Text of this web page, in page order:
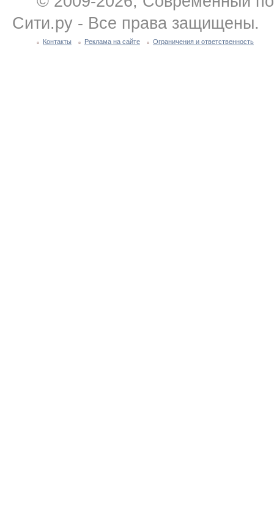
Сити.ру - Все права защищены.
Контакты Реклама на сайте Ограничения и ответственность